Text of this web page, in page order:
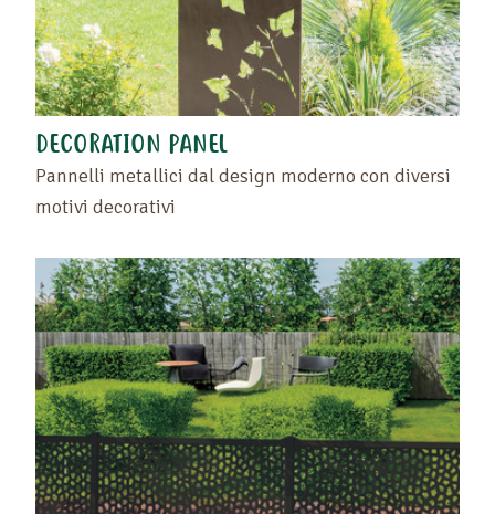
DECORATION PANEL
Pannelli metallici dal design moderno con diversi
motivi decorativi